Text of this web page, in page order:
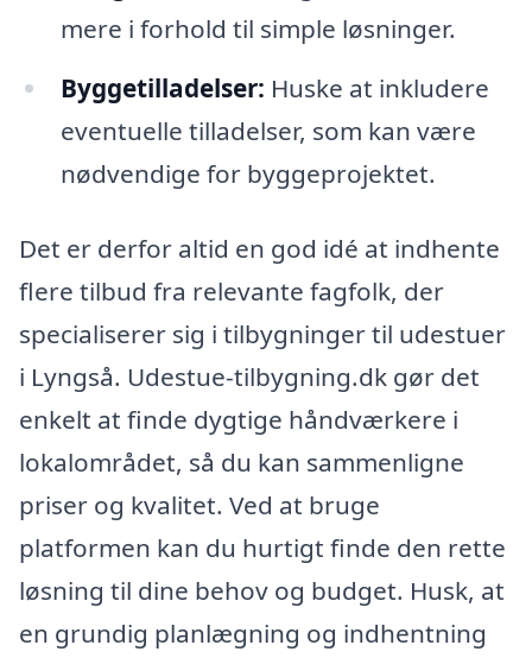
mere i forhold til simple løsninger.
Byggetilladelser: Huske at inkludere
eventuelle tilladelser, som kan være
nødvendige for byggeprojektet.
Det er derfor altid en god idé at indhente
flere tilbud fra relevante fagfolk, der
specialiserer sig i tilbygninger til udestuer
i Lyngså. Udestue-tilbygning.dk gør det
enkelt at finde dygtige håndværkere i
lokalområdet, så du kan sammenligne
priser og kvalitet. Ved at bruge
platformen kan du hurtigt finde den rette
løsning til dine behov og budget. Husk, at
en grundig planlægning og indhentning